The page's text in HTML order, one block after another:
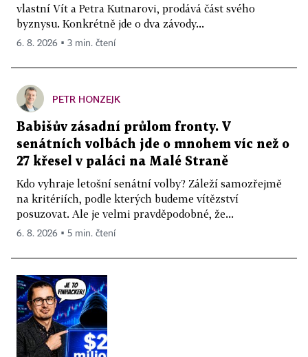
vlastní Vít a Petra Kutnarovi, prodává část svého
byznysu. Konkrétně jde o dva závody...
6. 8. 2026 ▪ 3 min. čtení
PETR HONZEJK
Babišův zásadní průlom fronty. V
senátních volbách jde o mnohem víc než o
27 křesel v paláci na Malé Straně
Kdo vyhraje letošní senátní volby? Záleží samozřejmě
na kritériích, podle kterých budeme vítězství
posuzovat. Ale je velmi pravděpodobné, že...
6. 8. 2026 ▪ 5 min. čtení